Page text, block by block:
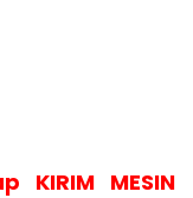
KIRIM MESIN